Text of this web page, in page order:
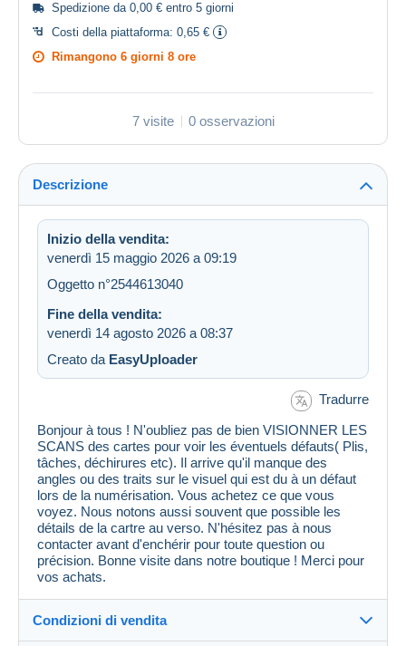
Spedizione da 0,00 € entro 5 giorni
Costi della piattaforma: 0,65 €
Rimangono 6 giorni 8 ore
7 visite 0 osservazioni
Descrizione
Inizio della vendita:
venerdì 15 maggio 2026 a 09:19
Oggetto n°2544613040
Fine della vendita:
venerdì 14 agosto 2026 a 08:37
Creato da EasyUploader
Tradurre
Bonjour à tous ! N'oubliez pas de bien VISIONNER LES
SCANS des cartes pour voir les éventuels défauts( Plis,
tâches, déchirures etc). Il arrive qu'il manque des
angles ou des traits sur le visuel qui est du à un défaut
lors de la numérisation. Vous achetez ce que vous
voyez. Nous notons aussi souvent que possible les
détails de la cartre au verso. N'hésitez pas à nous
contacter avant d'enchérir pour toute question ou
précision. Bonne visite dans notre boutique ! Merci pour
vos achats.
Condizioni di vendita